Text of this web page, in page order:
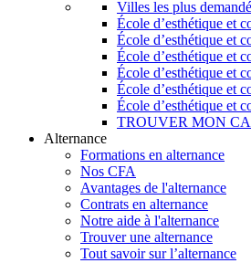
Villes les plus
École d’esthétique et
École d’esthétique et
École d’esthétique et
École d’esthétique et
École d’esthétique et
École d’esthétique et
TROUVER MON
Alternance
Formations en alternance
Nos CFA
Avantages de l'alternance
Contrats en alternance
Notre aide à l'alternance
Trouver une alternance
Tout savoir sur l’alternance